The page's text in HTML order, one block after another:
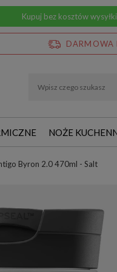
Kupuj bez kosztów
DARMOWA
NOŻE
Byron 2.0 470ml - Salt